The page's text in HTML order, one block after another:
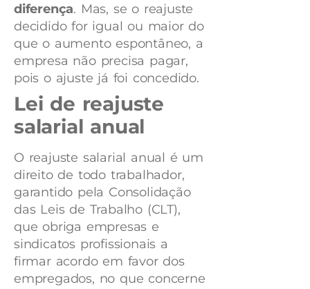
diferença. Mas, se o reajuste
decidido for igual ou maior do
que o aumento espontâneo, a
empresa não precisa pagar,
pois o ajuste já foi concedido.
Lei de reajuste
salarial anual
O reajuste salarial anual é um
direito de todo trabalhador,
garantido pela Consolidação
das Leis de Trabalho (CLT),
que obriga empresas e
sindicatos profissionais a
firmar acordo em favor dos
empregados, no que concerne